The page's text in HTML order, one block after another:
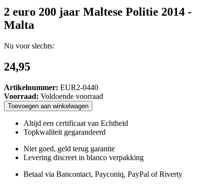
2 euro 200 jaar Maltese Politie 2014 -
Malta
Nu voor slechts:
24,95
Artikelnummer: EUR2-0440
Voorraad: Voldoende voorraad
Toevoegen aan winkelwagen
Altijd een certificaat van Echtheid
Topkwaliteit gegarandeerd
Niet goed, geld terug garantie
Levering discreet in blanco verpakking
Betaal via Bancontact, Payconiq, PayPal of Riverty